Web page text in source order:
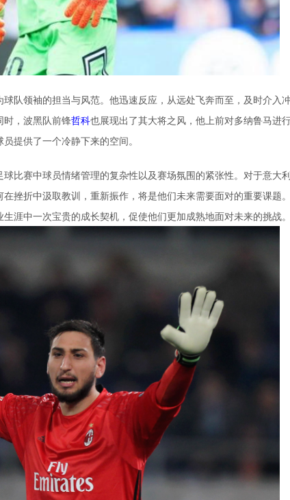
球队领袖的担当与风范。他迅速反应，从远处飞奔而至，及时介入
时，波黑队前锋哲科也展现出了其大将之风，他上前对多纳鲁马进
提供了一个冷静下来的空间。
比赛中球员情绪管理的复杂性以及赛场氛围的紧张性。对于意大
挫折中汲取教训，重新振作，将是他们未来需要面对的重要课题
涯中一次宝贵的成长契机，促使他们更加成熟地面对未来的挑战。